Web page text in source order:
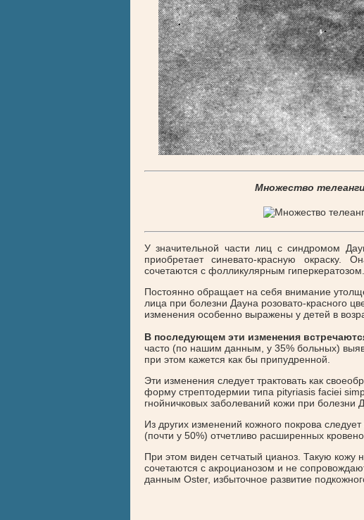
Множество
У значительной части лиц с синдромом
приобретает синевато-красную
сочетаются с фолликулярным гиперкератозом.
Постоянно обращает на себя внимание
лица при болезни Дауна розовато-красного
изменения особенно выражены у детей в
В последующем эти изменения
часто (по нашим данным, у 35% больных)
при этом кажется как бы припудренной.
Эти изменения следует трактовать как
форму стрептодермии типа pityriasis faciei
гнойничковых заболеваний кожи при болезни
Из других изменений кожного покрова
(почти у 50%) отчетливо расширенных
При этом виден сетчатый цианоз. Такую
сочетаются с акроцианозом и не
данным Oster, избыточное развитие